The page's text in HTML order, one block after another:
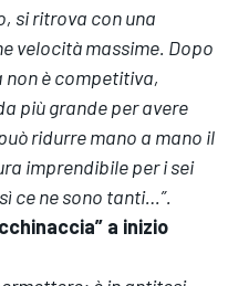
si ritrova con una
velocità massime. Dopo
non è competitiva,
più grande per avere
ridurre mano a mano il
imprendibile per i sei
ce ne sono tanti…”.
a inizio